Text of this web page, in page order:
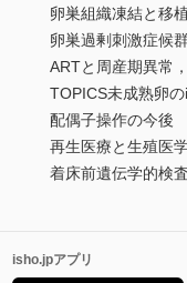
卵巣組織凍結と移植
卵巣過剰刺激症候
ARTと周産期異常
TOPICS未成熟卵
配偶子操作の今後
再生医療と生殖医
着床前遺伝学的検査
isho.jpアプリ